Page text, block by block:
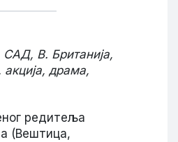
САД, В. Британија,
драма,
редитеља
(Вештица,